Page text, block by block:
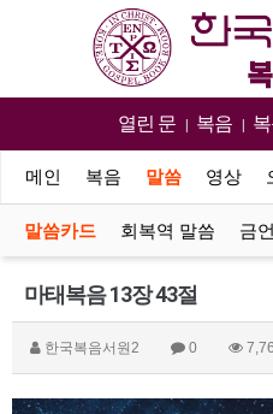
열린 문 | 복음 |
메인 복음 말씀 영상
말씀카드 회복역 말씀 금언
마태복음 13장 43절
한국복음서원2 0